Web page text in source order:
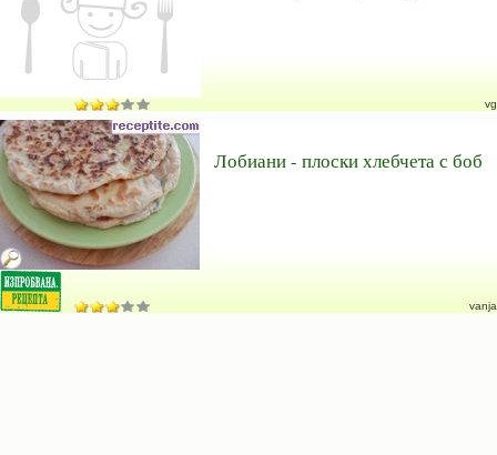
vg
Лобиани - плоски хлебчета с боб
vanja